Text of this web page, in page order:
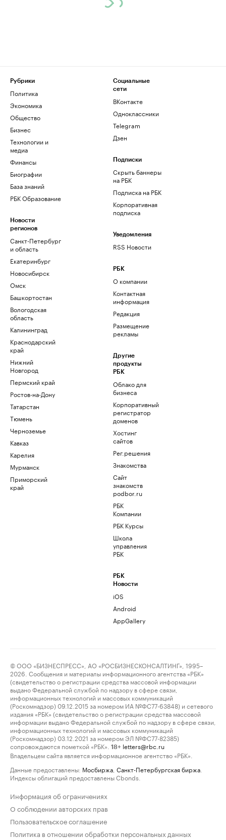
Рубрики
Политика
Экономика
Общество
Бизнес
Технологии и
медиа
Финансы
Биографии
База знаний
РБК Образование
Новости
регионов
Санкт-Петербург
и область
Екатеринбург
Новосибирск
Омск
Башкортостан
Вологодская
область
Калининград
Краснодарский
край
Нижний
Новгород
Пермский край
Ростов-на-Дону
Татарстан
Тюмень
Черноземье
Кавказ
Карелия
Мурманск
Приморский
край
Социальные
сети
ВКонтакте
Одноклассники
Telegram
Дзен
Подписки
Скрыть баннеры
на РБК
Подписка на РБК
Корпоративная
подписка
Уведомления
RSS Новости
РБК
О компании
Контактная
информация
Редакция
Размещение
рекламы
Другие
продукты
РБК
Облако для
бизнеса
Корпоративный
регистратор
доменов
Хостинг
сайтов
Рег.решения
Знакомства
Сайт
знакомств
podbor.ru
РБК
Компании
РБК Курсы
Школа
управления
РБК
РБК
Новости
iOS
Android
AppGallery
© ООО «БИЗНЕСПРЕСС», АО «РОСБИЗНЕСКОНСАЛТИНГ», 1995–
2026. Сообщения и материалы информационного агентства «РБК»
(свидетельство о регистрации средства массовой информации
выдано Федеральной службой по надзору в сфере связи,
информационных технологий и массовых коммуникаций
(Роскомнадзор) 09.12.2015 за номером ИА №ФС77-63848) и сетевого
издания «РБК» (свидетельство о регистрации средства массовой
информации выдано Федеральной службой по надзору в сфере связи,
информационных технологий и массовых коммуникаций
(Роскомнадзор) 03.12.2021 за номером ЭЛ №ФС77-82385)
сопровождаются пометкой «РБК».
18+ letters@rbc.ru
Владельцем сайта является информационное агентство «РБК».
Данные предоставлены: Мосбиржа Санкт-Петербургская биржа
Индексы облигаций предоставлены Cbonds.
Информация об ограничениях
О соблюдении авторских прав
Пользовательское соглашение
Политика в отношении обработки персональных данных